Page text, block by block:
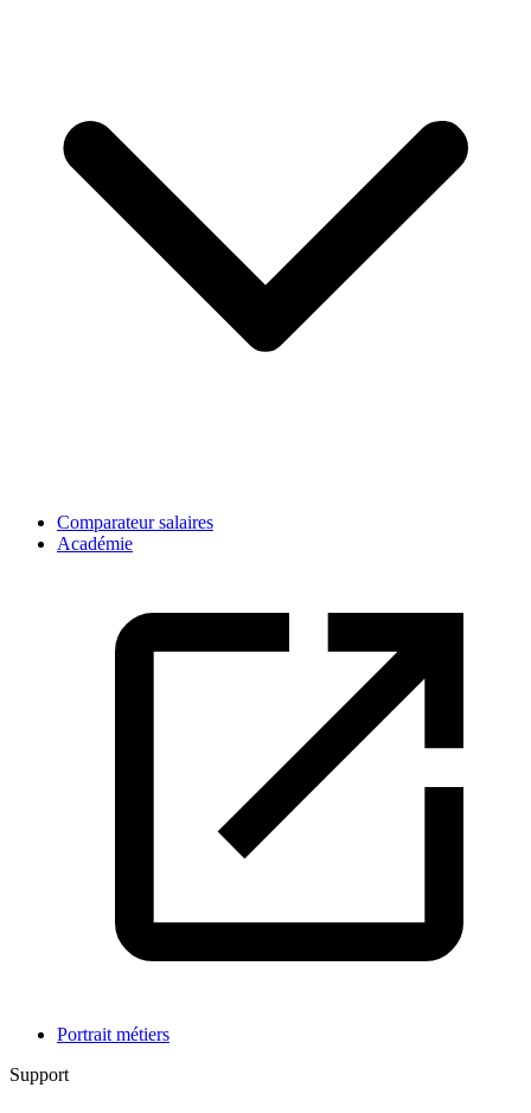
Comparateur salaires
Académie
Portrait métiers
Support